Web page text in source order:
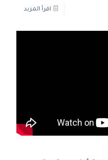
اقرأ المزيد